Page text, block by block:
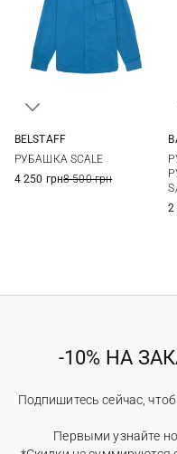
BELSTAFF
РУБАШКА SCALE
4 250 грн8 500 грн
2
-10% НА
Подпишитесь сейчас,
Первыми узнайте